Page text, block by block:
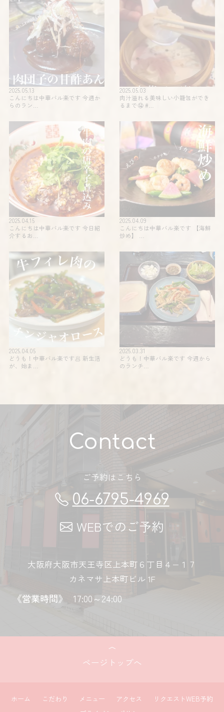
2025.05.13
こんにちは中華バル楽です 今週か
らのラン…
2025.05.03
肉汁溢れる美味しい小籠包ができ
るまで🤤 #…
2025.04.15
こんにちは中華バル楽です 今日紹
介するお…
2025.04.09
こんにちは中華バル楽です 【海鮮
炒め】 …
2025.04.05
どうも！中華バル楽です🥟 新生活
が、始ま…
2025.03.31
どうも！中華バル楽です 今週から
のランチ…
Contact
ご予約はこちら
06-6795-4969
WEBでのご予約
大阪府大阪市天王寺区上本町６丁目４−１７
カネマサ上本町ビル 1F
《営業時間》 17:00～24:00
ページトップへ
ホーム こだわり メニュー アクセス
リクエストWEB予約